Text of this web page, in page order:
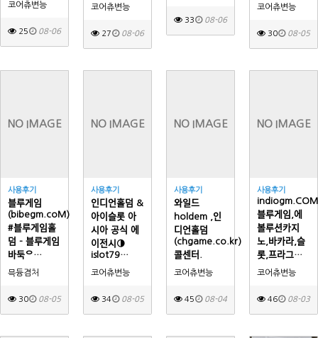
코어츄변능
25 08-06
코어츄변능
27 08-06
33 08-06
코어츄변능
30 08-05
NO IMAGE
사용후기
블루게임
(bibegm.coM)
#블루게임홀
덤 - 블루게임
바둑ᄋ…
믁듕겸처
30 08-05
NO IMAGE
사용후기
인디언홀덤 &
아이슬롯 아
시아 공식 에
이전시◑
islot79…
코어츄변능
34 08-05
NO IMAGE
사용후기
와일드
holdem ,인
디언홀덤
(chgame.co.kr)
콜센터.
코어츄변능
45 08-04
NO IMAGE
사용후기
indiogm.COM
블루게임,에
볼루션카지
노,바카라,슬
롯,프라그…
코어츄변능
46 08-03